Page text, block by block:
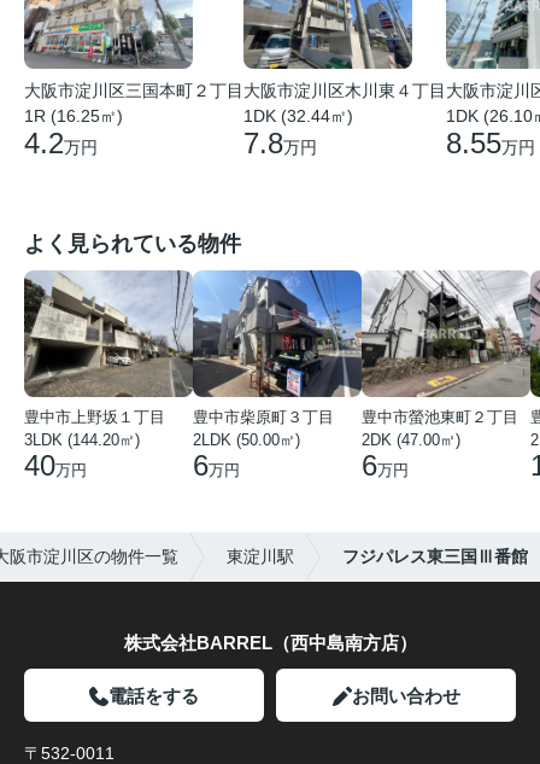
大阪市淀川区三国本町２丁目
1R (16.25㎡)
4.2万円
大阪市淀川区木川東４丁目
1DK (32.44㎡)
7.8万円
大阪市淀川
1DK (26.10
8.55万円
よく見られている物件
豊中市上野坂１丁目
3LDK (144.20㎡)
40万円
豊中市柴原町３丁目
2LDK (50.00㎡)
6万円
豊中市螢池東町２丁目
2DK (47.00㎡)
6万円
阪市淀川区の物件一覧 東淀川駅 フジパレス東三国Ⅲ番館
株式会社BARREL（西中島南方店）
電話をする お問い合わせ
〒532-0011